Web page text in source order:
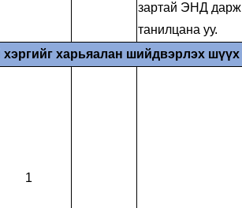
зартай ЭНД дарж
танилцана уу.
хэргийг харьяалан шийдвэрлэх шүүх
1